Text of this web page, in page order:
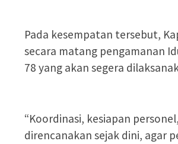
Pada kesempatan tersebut,
secara matang pengamanan
78 yang akan segera
“Koordinasi, kesiapan
direncanakan sejak dini, agar